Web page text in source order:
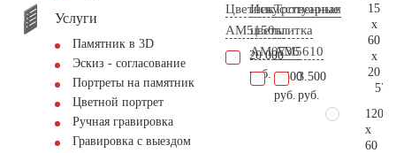
Услуги
Памятник в 3D
Эскиз - согласование
Портреты на памятник
Цветной портрет
Ручная гравировка
Гравировка с выездом
Цветник
AM5150
20.000
руб.
Искусственные
цветы
AM0736
1.500
руб.
Тротуарная
плитка
AM5610
3.500
руб.
15
x
60
x
20
120
x
60